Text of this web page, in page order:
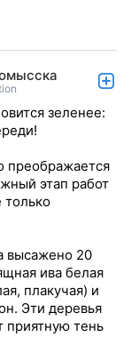
зеленее:
преображается
этап работ
только
высажено 20
ива белая
плакучая) и
Эти деревья
приятную тень